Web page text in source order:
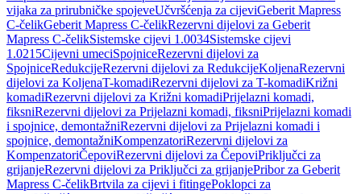
vijaka za prirubničke spojeveUčvršćenja za cijeviGeberit Mapress
C-čelikGeberit Mapress C-čelikRezervni dijelovi za Geberit
Mapress C-čelikSistemske cijevi 1.0034Sistemske cijevi
1.0215Cijevni umeciSpojniceRezervni dijelovi za
SpojniceRedukcijeRezervni dijelovi za RedukcijeKoljenaRezervni
dijelovi za KoljenaT-komadiRezervni dijelovi za T-komadiKrižni
komadiRezervni dijelovi za Križni komadiPrijelazni komadi,
fiksniRezervni dijelovi za Prijelazni komadi, fiksniPrijelazni komadi
i spojnice, demontažniRezervni dijelovi za Prijelazni komadi i
spojnice, demontažniKompenzatoriRezervni dijelovi za
KompenzatoriČepoviRezervni dijelovi za ČepoviPriključci za
grijanjeRezervni dijelovi za Priključci za grijanjePribor za Geberit
Mapress C-čelikBrtvila za cijevi i fitingePoklopci za